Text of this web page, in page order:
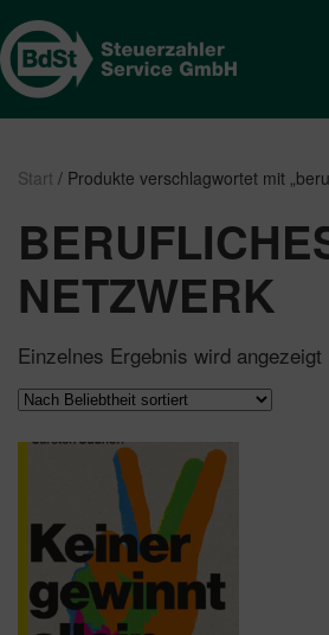
Start / Produkte verschlagwortet mit
NETZWERK
Einzelnes Ergebnis wird angezeigt